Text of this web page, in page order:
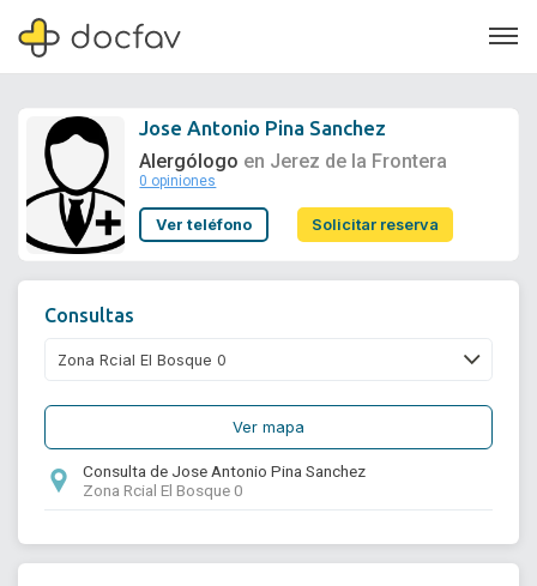
Soporte
Jose Antonio Pina Sanchez
Alergólogo en Jerez de la Frontera
0 opiniones
Ver teléfono Solicitar reserva
Consultas
Ver mapa
Consulta de Jose Antonio Pina Sanchez
Zona Rcial El Bosque 0